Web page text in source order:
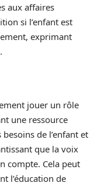
aux affaires
si l’enfant est
exprimant
jouer un rôle
une ressource
de l’enfant et
que la voix
compte. Cela peut
l’éducation de